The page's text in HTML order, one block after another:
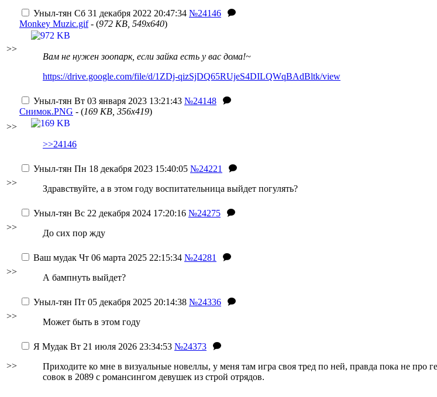
>>
Уныл-тян Сб 31 декабря 2022 20:47:34 №24146
Monkey Muzic.gif- (972 KB, 549x640)
Вам не нужен зоопарк, если зайка есть у вас дома!~
https://drive.google.com/file/d/1ZDj-qizSjDQ65RUjeS4DILQWqBAdBltk/view
>>
Уныл-тян Вт 03 января 2023 13:21:43 №24148
Снимок.PNG - (169 KB, 356x419)
>>24146
>>
Уныл-тян Пн 18 декабря 2023 15:40:05 №24221
Здравствуйте, а в этом году воспитательница выйдет погулять?
>>
Уныл-тян Вс 22 декабря 2024 17:20:16 №24275
До сих пор жду
>>
Ваш мудак Чт 06 марта 2025 22:15:34 №24281
А бампнуть выйдет?
>>
Уныл-тян Пт 05 декабря 2025 20:14:38 №24336
Может быть в этом году
>>
Я Мудак Вт 21 июля 2026 23:34:53 №24373
Приходите ко мне в визуальные новеллы, у меня там игра своя тред по ней, правда пока не про
совок в 2089 с романсингом девушек из строй отрядов.